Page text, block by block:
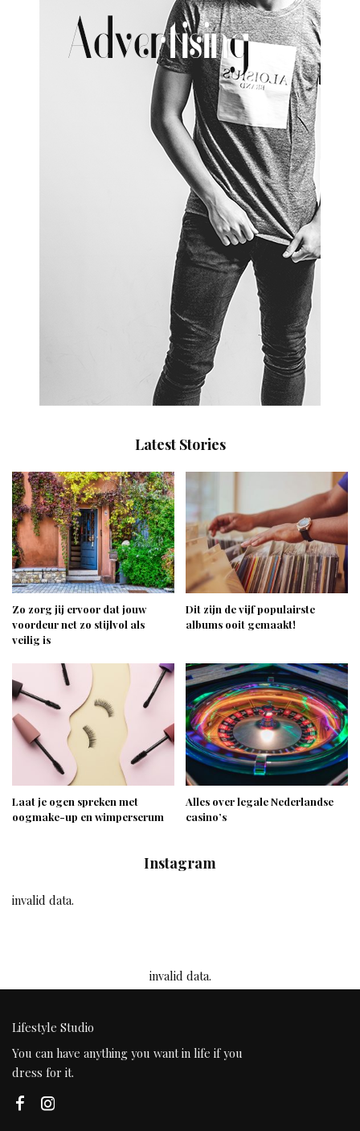
Latest Stories
Zo zorg jij ervoor dat jouw
voordeur net zo stijlvol als
veilig is
Dit zijn de vijf populairste
albums ooit gemaakt!
Laat je ogen spreken met
oogmake-up en wimperserum
Alles over legale Nederlandse
casino’s
Instagram
invalid data.
invalid data.
Lifestyle Studio
You can have anything you want in life if you
dress for it.